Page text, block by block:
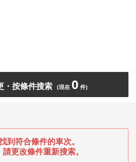
・按條件搜索 0
到符合條件的車次。
更改條件重新搜索。